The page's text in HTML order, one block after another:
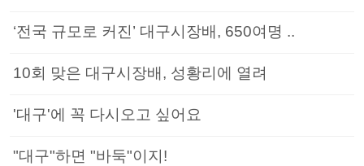
‘전국 규모로 커진’ 대구시장배, 650여명 ..
10회 맞은 대구시장배, 성황리에 열려
'대구'에 꼭 다시오고 싶어요
"대구"하면 "바둑"이지!